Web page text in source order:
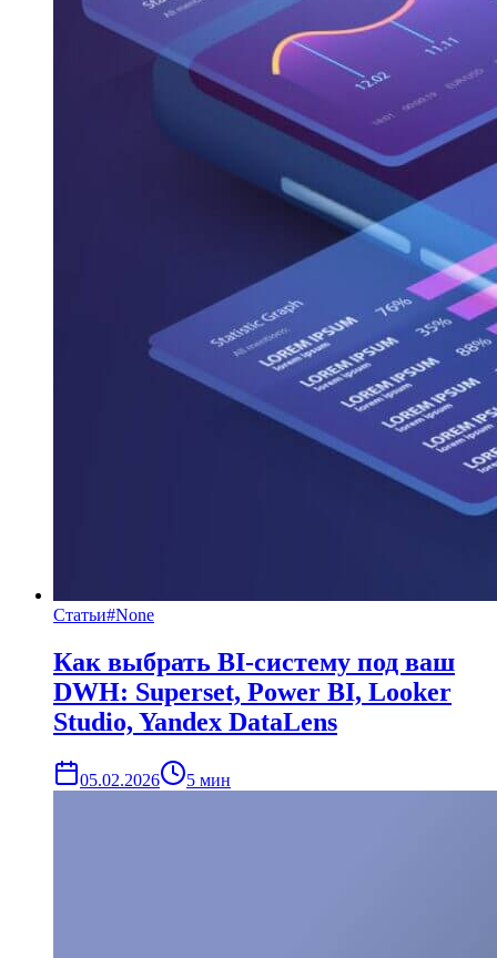
Статьи#None
Как выбрать BI‑систему под ваш
DWH: Superset, Power BI, Looker
Studio, Yandex DataLens
05.02.2026 5 мин